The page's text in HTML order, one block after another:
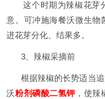
这个时期为辣椒花芽
意。 可冲施海餐沃微生物
进花芽分化、结果多。
3、辣椒采摘前
根据辣椒的长势适当追
沃粉剂磷酸二氢钾 ，使